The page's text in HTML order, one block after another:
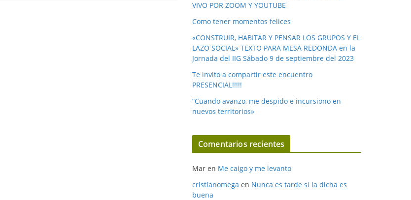
VIVO POR ZOOM Y YOUTUBE
Como tener momentos felices
«CONSTRUIR, HABITAR Y PENSAR LOS GRUPOS Y EL
LAZO SOCIAL» TEXTO PARA MESA REDONDA en la
Jornada del IIG Sábado 9 de septiembre del 2023
Te invito a compartir este encuentro
PRESENCIAL!!!!!
“Cuando avanzo, me despido e incursiono en
nuevos territorios»
Comentarios recientes
Mar en Me caigo y me levanto
cristianomega en Nunca es tarde si la dicha es
buena